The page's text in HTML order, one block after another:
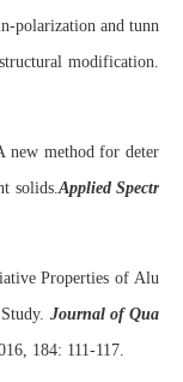
polarization and tunn
modification.
method for deter
solids. Applied Spectr
Properties of Alu
Journal of Qua
184: 111-117.